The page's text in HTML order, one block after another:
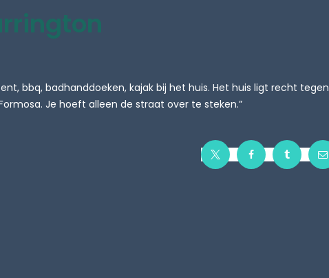
bbq, badhanddoeken, kajak bij het huis. Het huis ligt recht tegen
Je hoeft alleen de straat over te steken.”